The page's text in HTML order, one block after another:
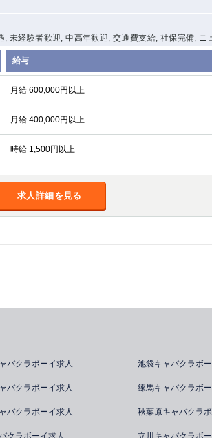
, 未経験者歓迎, 中高年歓迎, 交通費支給, 社保完備, ニ
給与
月給 600,000円以上
月給 400,000円以上
時給 1,500円以上
求人詳細を見る
バクラボーイ求人 池袋キャバクラボ
バクラボーイ求人 練馬キャバクラボ
バクラボーイ求人 秋葉原キャバクラ
クラボーイ求人 立川キャバクラボ